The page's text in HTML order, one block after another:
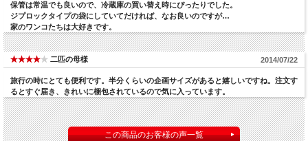
保管は常温でも良いので、冷蔵庫の買い替え時にぴったりでした。
ジプロックタイプの袋にしていてだければ、なお良いのですが…
家のワンコたちは大好きです。
二匹の母様 2014/07/22
旅行の時にとても便利です。半分くらいの企画サイズがあると嬉しいですね。注文す
るとすぐ届き、きれいに梱包されているので気に入っています。
この商品のお客様の声一覧